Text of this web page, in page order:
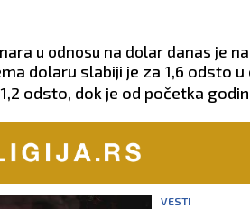
u odnosu na dolar danas je
dolaru slabiji je za 1,6 odsto
odsto, dok je od početka
VESTI